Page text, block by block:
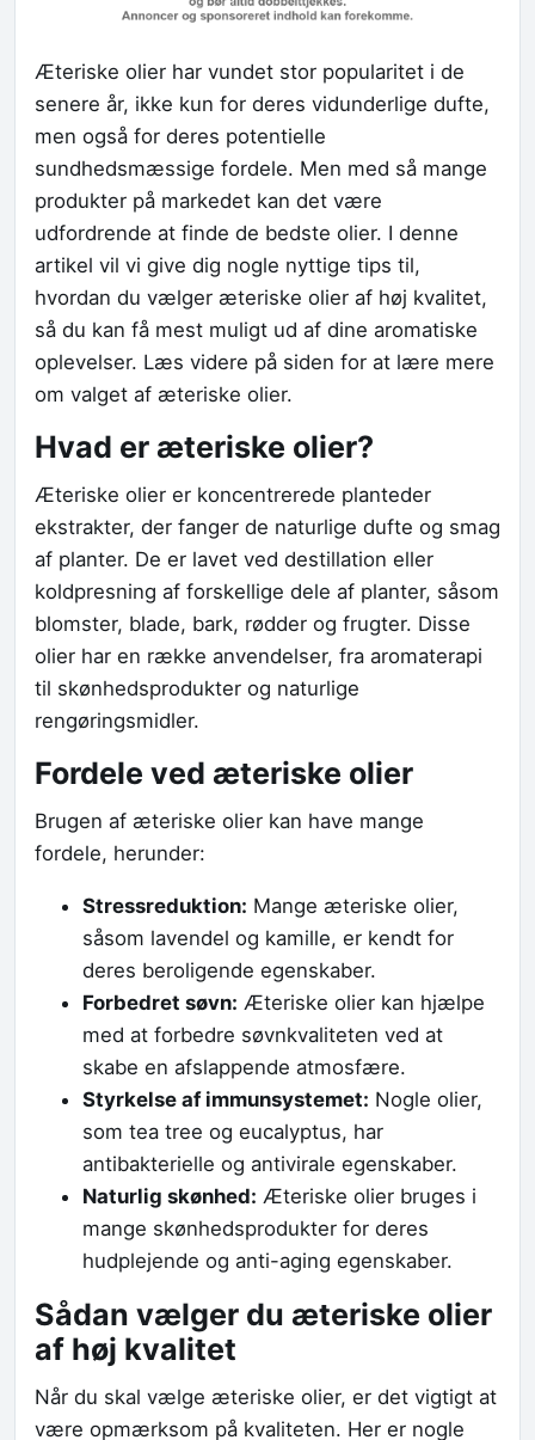
Æteriske olier har vundet stor popularitet i de
senere år, ikke kun for deres vidunderlige dufte,
men også for deres potentielle
sundhedsmæssige fordele. Men med så mange
produkter på markedet kan det være
udfordrende at finde de bedste olier. I denne
artikel vil vi give dig nogle nyttige tips til,
hvordan du vælger æteriske olier af høj kvalitet,
så du kan få mest muligt ud af dine aromatiske
oplevelser. Læs videre på siden for at lære mere
om valget af æteriske olier.
Hvad er æteriske olier?
Æteriske olier er koncentrerede planteder
ekstrakter, der fanger de naturlige dufte og smag
af planter. De er lavet ved destillation eller
koldpresning af forskellige dele af planter, såsom
blomster, blade, bark, rødder og frugter. Disse
olier har en række anvendelser, fra aromaterapi
til skønhedsprodukter og naturlige
rengøringsmidler.
Fordele ved æteriske olier
Brugen af æteriske olier kan have mange
fordele, herunder:
Stressreduktion: Mange æteriske olier,
såsom lavendel og kamille, er kendt for
deres beroligende egenskaber.
Forbedret søvn: Æteriske olier kan hjælpe
med at forbedre søvnkvaliteten ved at
skabe en afslappende atmosfære.
Styrkelse af immunsystemet: Nogle olier,
som tea tree og eucalyptus, har
antibakterielle og antivirale egenskaber.
Naturlig skønhed: Æteriske olier bruges i
mange skønhedsprodukter for deres
hudplejende og anti-aging egenskaber.
Sådan vælger du æteriske olier
af høj kvalitet
Når du skal vælge æteriske olier, er det vigtigt at
være opmærksom på kvaliteten. Her er nogle